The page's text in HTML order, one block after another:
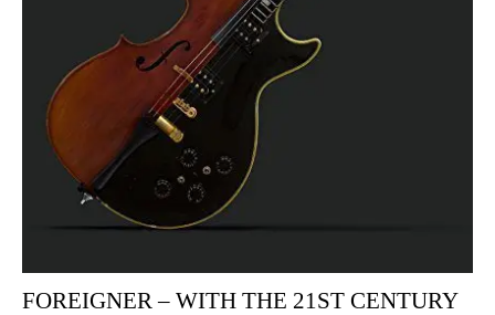
FOREIGNER – WITH THE 21ST CENTURY